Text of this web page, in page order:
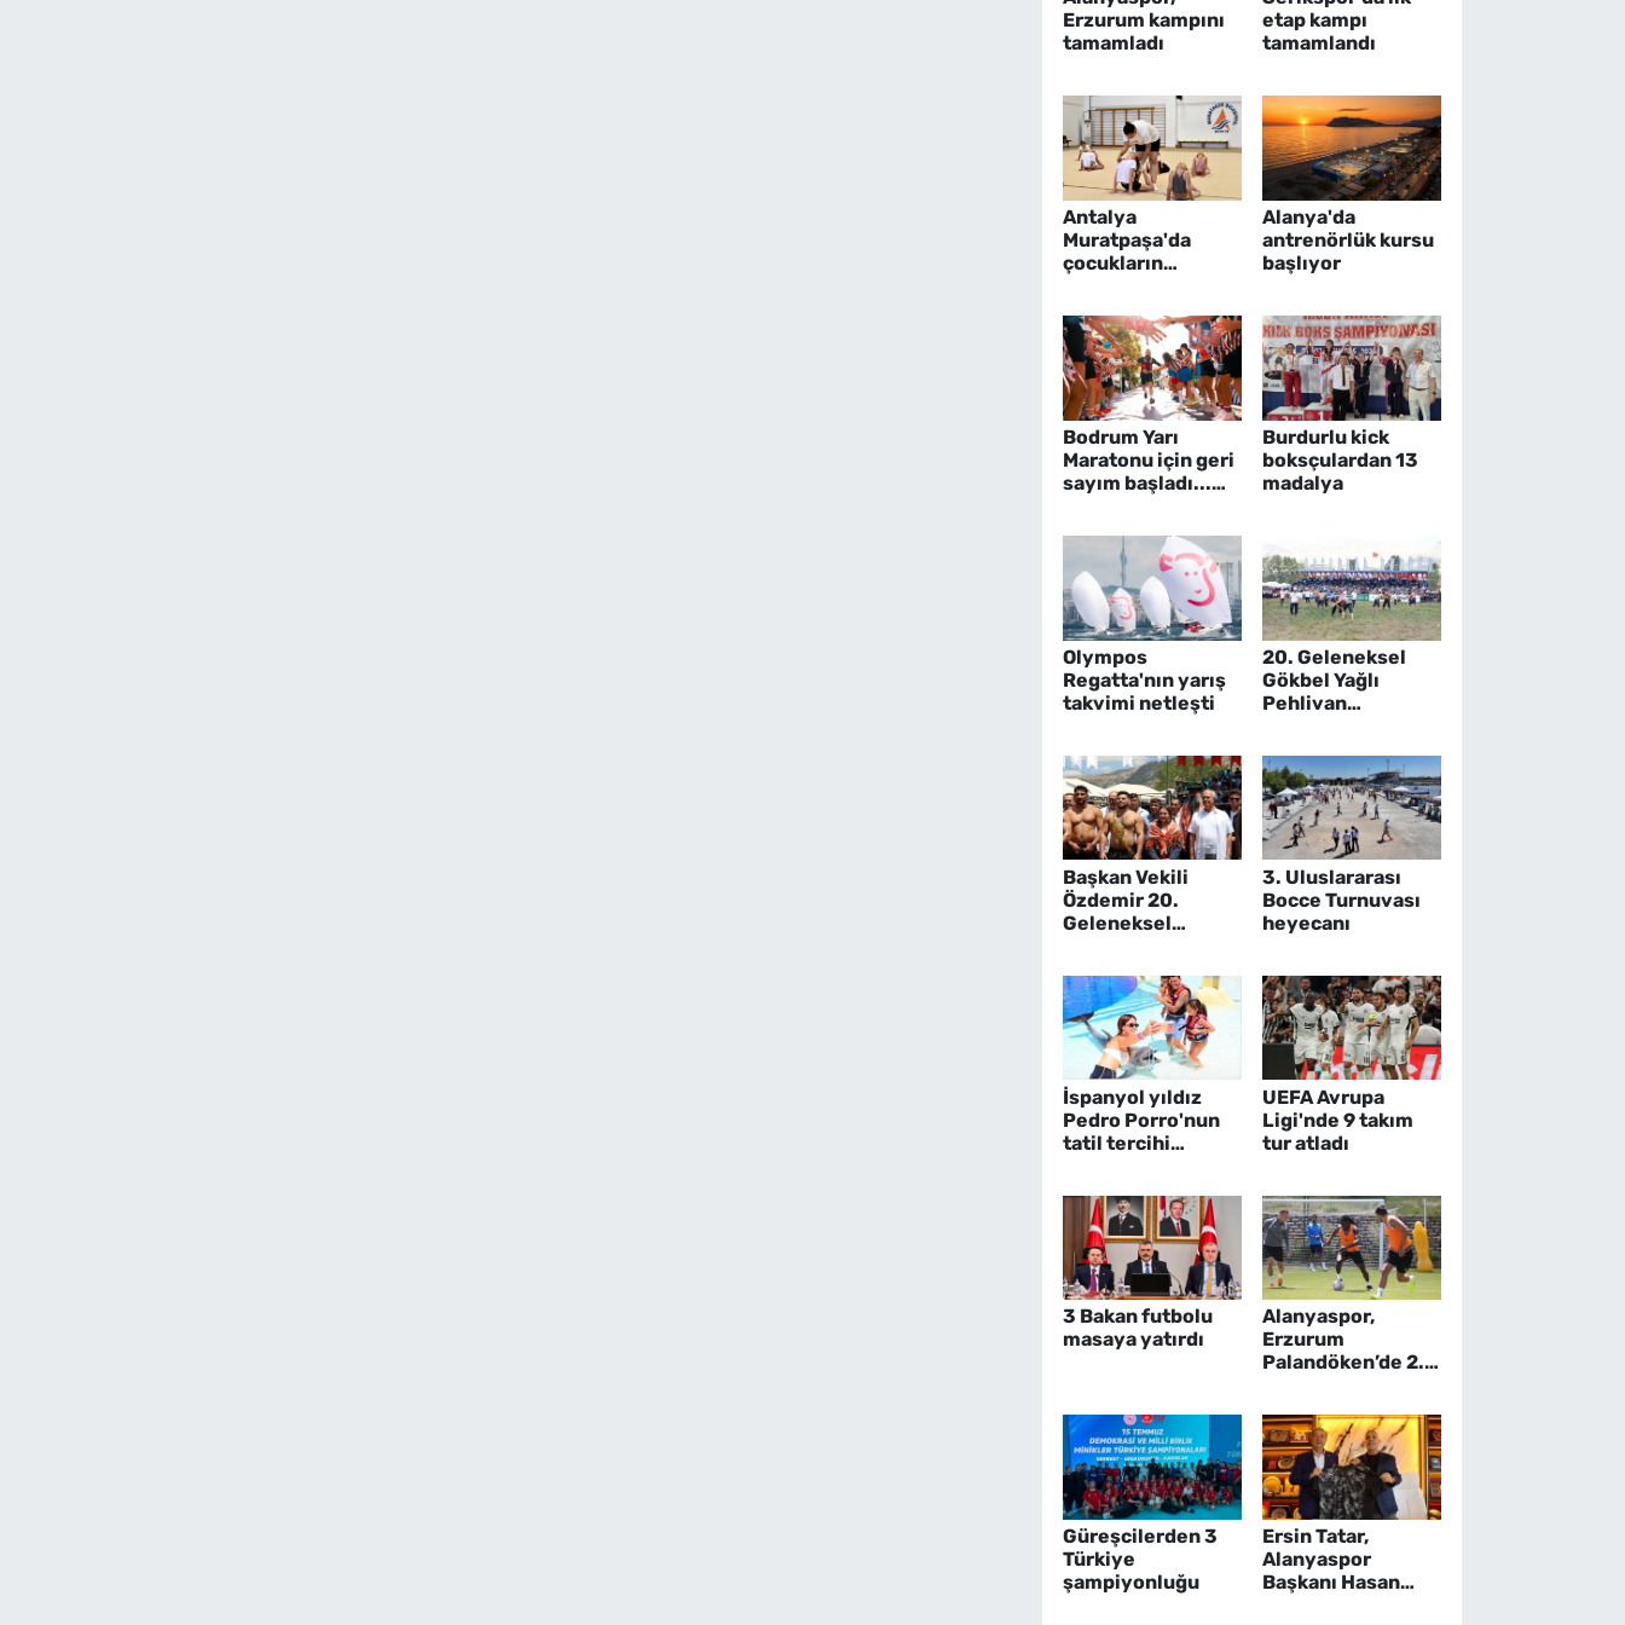
Erzurum kampını
tamamladı
etap kampı
tamamlandı
Antalya
Muratpaşa'da
çocukların
Alanya'da
antrenörlük kursu
başlıyor
Bodrum Yarı
Maratonu için geri
sayım başladı...
Burdurlu kick
boksçulardan 13
madalya
Olympos
Regatta'nın yarış
takvimi netleşti
20. Geleneksel
Gökbel Yağlı
Pehlivan
tamamlandı
Başkan Vekili
Özdemir 20.
Geleneksel
Güreşleri’ne
katıldı
3. Uluslararası
Bocce Turnuvası
heyecanı
İspanyol yıldız
Pedro Porro'nun
tatil tercihi
UEFA Avrupa
Ligi'nde 9 takım
tur atladı
3 Bakan futbolu
masaya yatırdı
Alanyaspor,
Erzurum
Palandöken’de 2.
başladı
Güreşcilerden 3
Türkiye
şampiyonluğu
Ersin Tatar,
Alanyaspor
Başkanı Hasan